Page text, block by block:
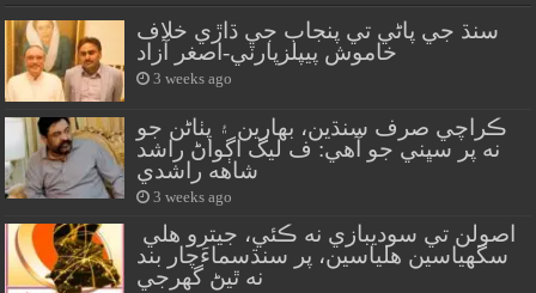
سنڌ جي پاڻي تي پنجاب جي ڌاڙي خلاف
خاموش پيپلزپارٽي-اصغر آزاد
3 weeks ago
ڪراچي صرف سنڌين، بهارين ۽ پٺاڻن جو
نه پر سڀني جو آهي: ف ليگ اڳواڻ راشد
شاهه راشدي
3 weeks ago
سگهياسين هلياسين، پر سنڌسماءَچار بند
نه ٿيڻ گهرجي